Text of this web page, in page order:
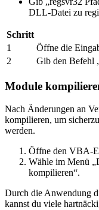
DLL-Datei zu
Schritt
1
Öffne die
2
Gib den Befehl
Module
Nach Änderungen an
kompilieren, um
werden.
Öffne den VBA-
Wähle im Menü
kompilieren“.
Durch die Anwendung
kannst du viele